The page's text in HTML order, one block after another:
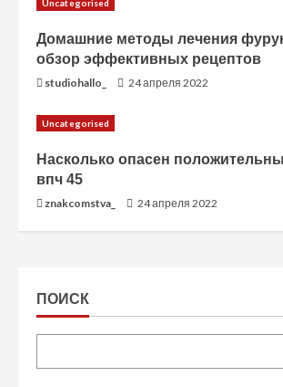
Uncategorised
Домашние методы лечения
обзор эффективных рецептов
studiohallo_ 24 апреля 2022
Uncategorised
Насколько опасен
впч 45
znakcomstva_ 24 апреля 2022
ПОИСК